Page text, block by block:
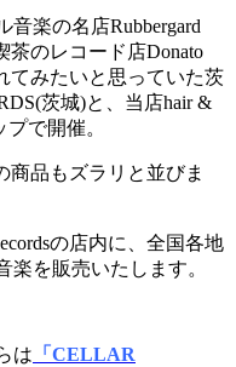
楽の名店Rubbergard
茶のレコード店Donato
てみたいと思っていた茨
茨城)と、当店hair &
で開催。
商品もズラリと並びま
の店内に、全国各地
を販売いたします。
は 「CELLAR